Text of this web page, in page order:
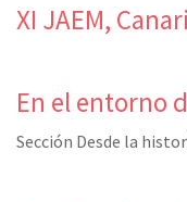
XI JAEM,
En el entorno
Sección Desde la